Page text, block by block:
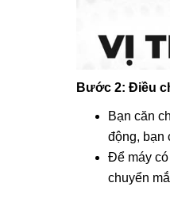
Bước 2: Điều
Bạn căn
động, bạn
Để máy có
chuyển